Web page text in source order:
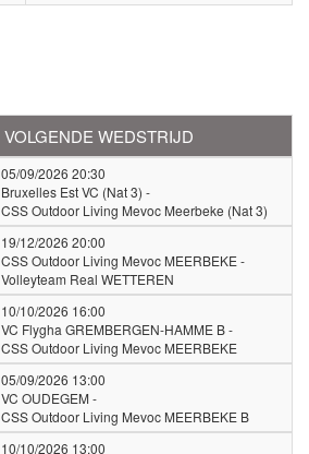
VOLGENDE WEDSTRIJD
05/09/2026 20:30
Bruxelles Est VC (Nat 3) -
CSS Outdoor Living Mevoc Meerbeke (Nat 3)
19/12/2026 20:00
CSS Outdoor Living Mevoc MEERBEKE -
Volleyteam Real WETTEREN
10/10/2026 16:00
VC Flygha GREMBERGEN-HAMME B -
CSS Outdoor Living Mevoc MEERBEKE
05/09/2026 13:00
VC OUDEGEM -
CSS Outdoor Living Mevoc MEERBEKE B
10/10/2026 13:00